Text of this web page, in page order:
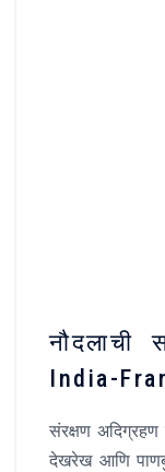
India-
संरक्षण अदिग्रहण
देखरेख आणि